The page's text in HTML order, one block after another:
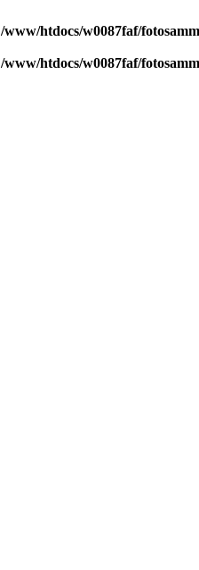
/www/htdocs/w0087faf/
/www/htdocs/w0087faf/